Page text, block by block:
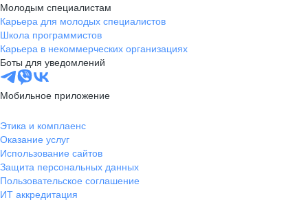
Молодым специалистам
Карьера для молодых специалистов
Школа программистов
Карьера в некоммерческих организациях
Боты для уведомлений
Мобильное приложение
Этика и комплаенс
Оказание услуг
Использование сайтов
Защита персональных данных
Пользовательское соглашение
ИТ аккредитация